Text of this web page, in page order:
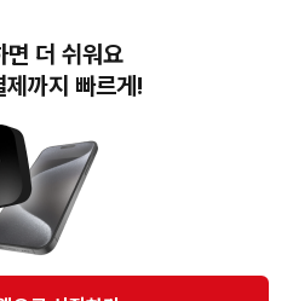
여성 골프 카
95사이즈
15.여성 95. 루이까스텔
골프티셔츠 면폴리 혼방
시원
법적고지
사자가 아닙니다. 전자상거래 등에서의
㈜의 약관에 따라 상품, 상품정보, 거래에 관한 책임은
으로 회원간 거래에 대하여 책임을 지지 않습니다.
임은 번개장터㈜에게 귀속합니다.
면 더 쉬워요
까지 빠르게!